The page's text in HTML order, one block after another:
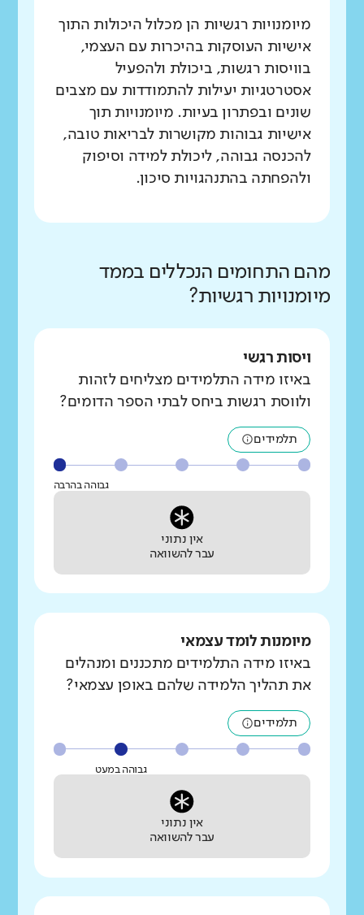
מיומנויות רגשיות הן מכלול היכולות התוך
אישיות העוסקות בהיכרות עם העצמי,
בוויסות רגשות, ביכולת ולהפעיל
אסטרטגיות יעילות להתמודדות עם מצבים
שונים ובפתרון בעיות. מיומנויות תוך
אישיות גבוהות מקושרות לבריאות טובה,
להכנסה גבוהה, ליכולת למידה וסיפוק
ולהפחתה בהתנהגויות סיכון.
מהם התחומים הנכללים בממד
מיומנויות רגשיות?
ויסות רגשי
באיזו מידה התלמידים מצליחים לזהות
ולווסת רגשות ביחס לבתי הספר הדומים?
תלמידים
גבוהה בהרבה
אין נתוני
עבר להשוואה
מיומנות לומד עצמאי
באיזו מידה התלמידים מתכננים ומנהלים
את תהליך הלמידה שלהם באופן עצמאי?
תלמידים
גבוהה במעט
אין נתוני
עבר להשוואה